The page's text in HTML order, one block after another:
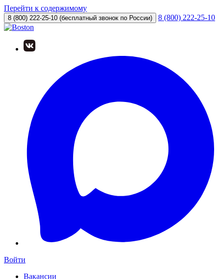
Перейти к содержимому
8 (800) 222-25-10 (бесплатный звонок по России) 8 (800) 222-25-10
Войти
Вакансии